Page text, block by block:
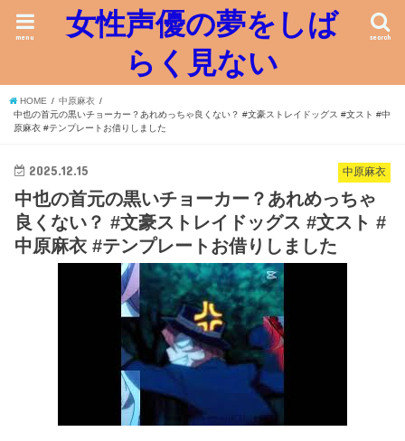
女性声優の夢をしば
らく見ない
search
menu
HOME
中原麻衣
中也の首元の黒いチョーカー？あれめっちゃ良くない？ #文豪ストレイドッグス #文スト #中
原麻衣 #テンプレートお借りしました
中原麻衣
2025.12.15
中也の首元の黒いチョーカー？あれめっちゃ
良くない？ #文豪ストレイドッグス #文スト #
中原麻衣 #テンプレートお借りしました